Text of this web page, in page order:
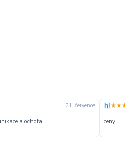
21. července
a ochota. ceny